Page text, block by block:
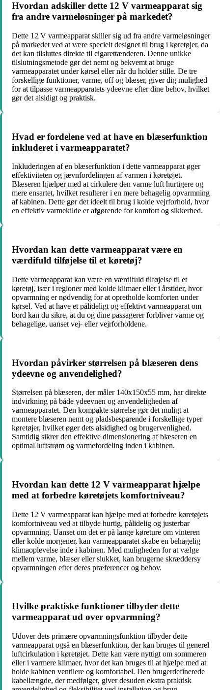
Hvordan adskiller dette 12 V varmeapparat sig
fra andre varmeløsninger på markedet?
Dette 12 V varmeapparat skiller sig ud fra andre varmeløsninger
på markedet ved at være specielt designet til brug i køretøjer, da
det kan tilsluttes direkte til cigarettænderen. Denne unikke
tilslutningsmetode gør det nemt og bekvemt at bruge
varmeapparatet under kørsel eller når du holder stille. De tre
forskellige funktioner, varme, off og blæser, giver dig mulighed
for at tilpasse varmeapparatets ydeevne efter dine behov, hvilket
gør det alsidigt og praktisk.
Hvad er fordelene ved at have en blæserfunktion
inkluderet i varmeapparatet?
Inkluderingen af en blæserfunktion i dette varmeapparat øger
effektiviteten og jævnfordelingen af varmen i køretøjet.
Blæseren hjælper med at cirkulere den varme luft hurtigere og
mere ensartet, hvilket resulterer i en mere behagelig opvarmning
af kabinen. Dette gør det ideelt til brug i kolde vejrforhold, hvor
en effektiv varmekilde er afgørende for komfort og sikkerhed.
Hvordan kan dette varmeapparat være en
værdifuld tilføjelse til et køretøj?
Dette varmeapparat kan være en værdifuld tilføjelse til et
køretøj, især i regioner med kolde klimaer eller i årstider, hvor
opvarmning er nødvendig for at opretholde komforten under
kørsel. Ved at have et pålideligt og effektivt varmeapparat om
bord kan du sikre, at du og dine passagerer forbliver varme og
behagelige, uanset vej- eller vejrforholdene.
Hvordan påvirker størrelsen på blæseren dens
ydeevne og anvendelighed?
Størrelsen på blæseren, der måler 140x150x55 mm, har direkte
indvirkning på både ydeevnen og anvendeligheden af
varmeapparatet. Den kompakte størrelse gør det muligt at
montere blæseren nemt og pladsbesparende i forskellige typer
køretøjer, hvilket øger dets alsidighed og brugervenlighed.
Samtidig sikrer den effektive dimensionering af blæseren en
optimal luftstrøm og varmefordeling inden i kabinen.
Hvordan kan dette 12 V varmeapparat hjælpe
med at forbedre køretøjets komfortniveau?
Dette 12 V varmeapparat kan hjælpe med at forbedre køretøjets
komfortniveau ved at tilbyde hurtig, pålidelig og justerbar
opvarmning. Uanset om det er på lange køreture om vinteren
eller kolde morgener, kan varmeapparatet skabe en behagelig
klimaoplevelse inde i kabinen. Med muligheden for at vælge
mellem varme, blæser eller slukket, kan brugerne skræddersy
opvarmningen efter deres præferencer og behov.
Hvilke praktiske funktioner tilbyder dette
varmeapparat ud over opvarmning?
Udover dets primære opvarmningsfunktion tilbyder dette
varmeapparat også en blæserfunktion, der kan bruges til generel
luftcirkulation i køretøjet. Dette kan være nyttigt om sommeren
eller i varmere klimaer, hvor det kan bruges til at hjælpe med at
holde kabinen ventilere og komfortabel. Den brugerdefinerede
kabellængde, der medfølger, giver desuden ekstra praktisk